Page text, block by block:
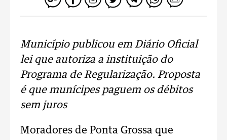
Município publicou em Diário Oficial
lei que autoriza a instituição do
Programa de Regularização. Proposta
é que munícipes paguem os débitos
sem juros
Moradores de Ponta Grossa que